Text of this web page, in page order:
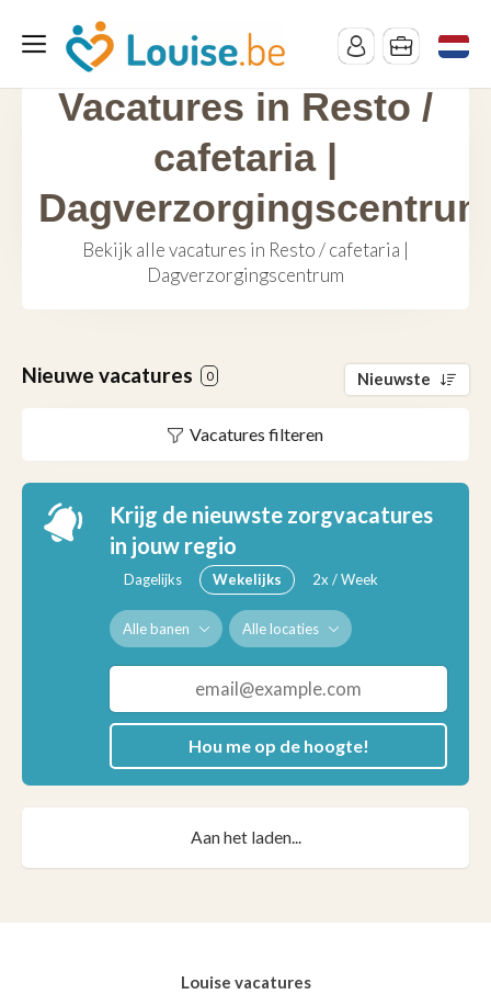
Vacatures in Resto /
cafetaria |
Dagverzorgingscentrum
Bekijk alle vacatures in Resto / cafetaria |
Dagverzorgingscentrum
Nieuwe vacatures 0 Nieuwste
Vacatures filteren
Krijg de nieuwste zorgvacatures
in jouw regio
Dagelijks Wekelijks 2x / Week
Alle banen Alle locaties
Hou me op de hoogte!
Aan het laden...
Louise vacatures